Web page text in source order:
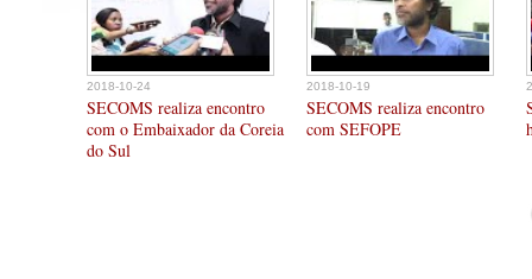
2018-10-24
SECOMS realiza encontro
com o Embaixador da Coreia
do Sul
2018-10-19
SECOMS realiza encontro
com SEFOPE